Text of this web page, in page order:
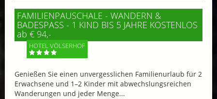
FAMILIENPAUSCHALE - WANDERN &
BADESPASS - 1 KIND BIS 5 JAHRE KOSTENLOS
ab € 94,-
HOTEL VÖLSERHOF
Genießen Sie einen unvergesslichen Familienurlaub für 2
Erwachsene und 1–2 Kinder mit abwechslungsreichen
Wanderungen und jeder Menge...